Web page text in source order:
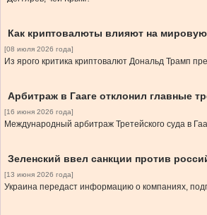
Как криптовалюты влияют на
[08 июля 2026 года]
Из ярого критика криптовалют Дональд Трамп
Арбитраж в Гааге отклонил главные
[16 июня 2026 года]
Международный арбитраж Третейского суда в
Зеленский ввел санкции против
[13 июня 2026 года]
Украина передаст информацию о компаниях,